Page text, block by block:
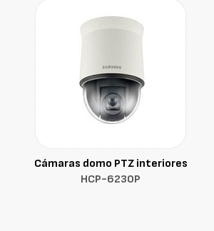
Cámaras domo PTZ interiores
HCP-6230P